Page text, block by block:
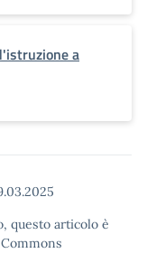
a
questo articolo è